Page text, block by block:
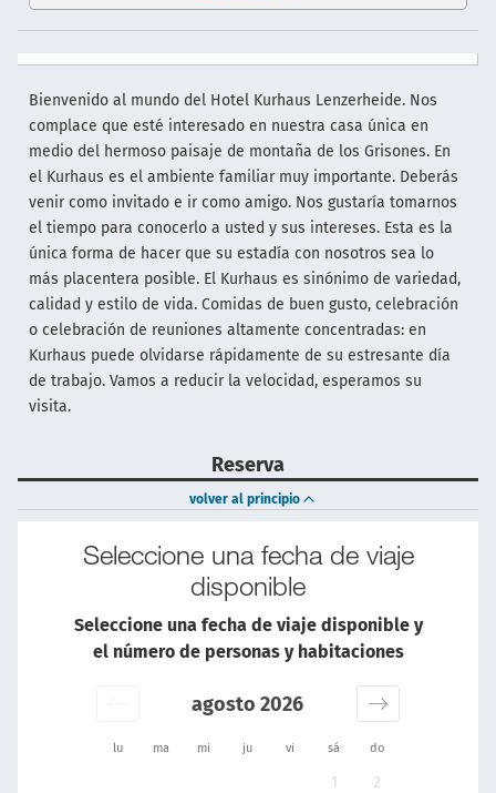
Bienvenido al mundo del Hotel Kurhaus Lenzerheide. Nos
complace que esté interesado en nuestra casa única en
medio del hermoso paisaje de montaña de los Grisones. En
el Kurhaus es el ambiente familiar muy importante. Deberás
venir como invitado e ir como amigo. Nos gustaría tomarnos
el tiempo para conocerlo a usted y sus intereses. Esta es la
única forma de hacer que su estadía con nosotros sea lo
más placentera posible. El Kurhaus es sinónimo de variedad,
calidad y estilo de vida. Comidas de buen gusto, celebración
o celebración de reuniones altamente concentradas: en
Kurhaus puede olvidarse rápidamente de su estresante día
de trabajo. Vamos a reducir la velocidad, esperamos su
visita.
Reserva
volver al principio
Seleccione una fecha de viaje
disponible
Seleccione una fecha de viaje disponible y
el número de personas y habitaciones
lu ma mi ju vi sá do
agosto 2026
1 2